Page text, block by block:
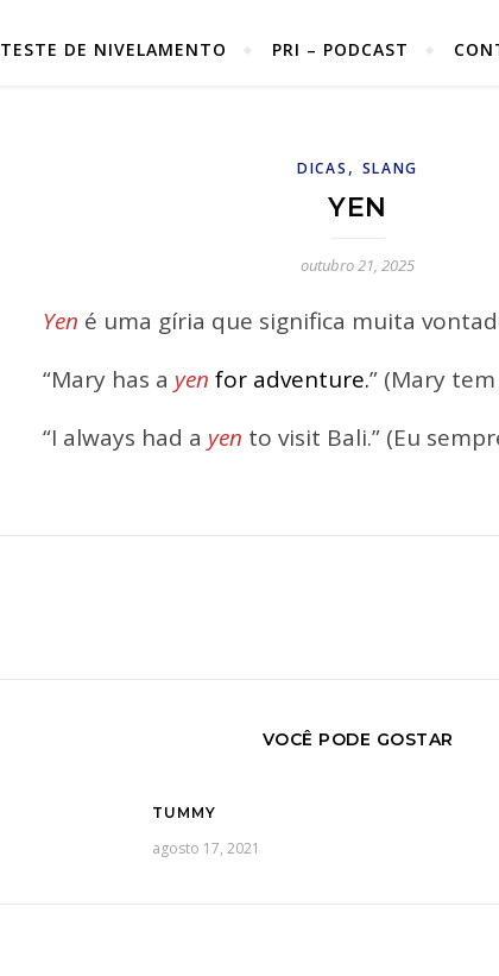
TESTE DE NIVELAMENTO PRI – PODCAST
DICAS , SLANG
YEN
outubro 21, 2025
Yen é uma gíria que significa muita
“Mary has a yenfor adventure.” (Mary
“I always had a yen to visit Bali.” (Eu
VOCÊ PODE GOSTAR
TUMMY
agosto 17, 2021